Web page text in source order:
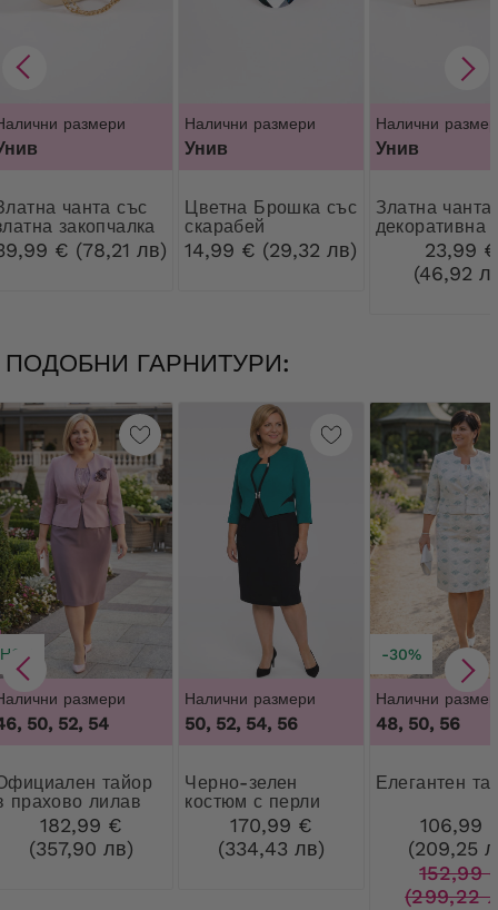
размери
със
закопчалка
€ (78,21 лв)
Налични размери
Унив
Цветна Брошка със
скарабей
14,99 € (29,32 лв)
Налични
Унив
Златна чанта с
декоративна
закопчалка
23,99 €
(46,92
ПОДОБНИ ГАРНИТУРИ:
НОВ
размери
50, 52, 54
тайор
прахово лилав
182,99 €
(357,90 лв)
Налични размери
50, 52, 54, 56
Черно-зелен
костюм с перли
170,99 €
(334,43 лв)
-30%
Налични
48, 50, 56
Елегантен
106,99
(209,25
152,99
(299,22